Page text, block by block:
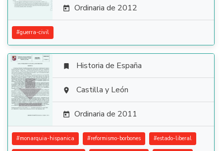
 Ordinaria de 2012
#guerra-civil

 Historia de España
 Castilla y León
 Ordinaria de 2011
#monarquia-hispanica #reformismo-borbones #estado-liberal